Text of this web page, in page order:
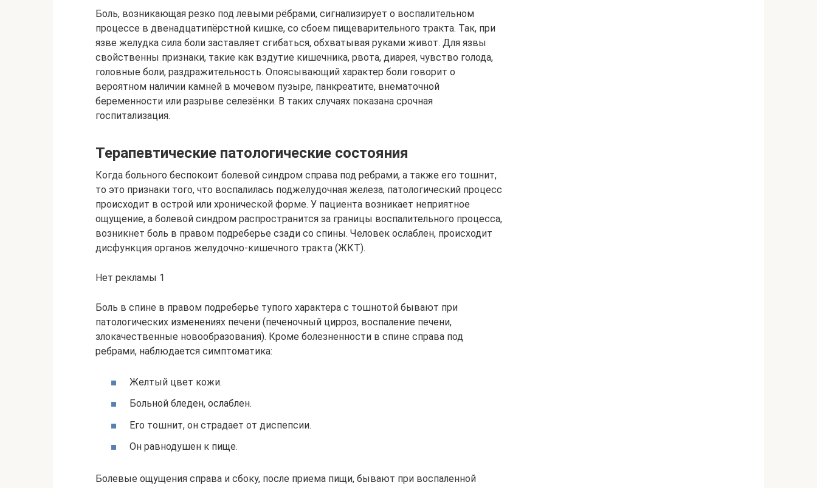
Боль, возникающая резко под левыми рёбрами, сигнализирует о воспалительном
процессе в двенадцатипёрстной кишке, со сбоем пищеварительного тракта. Так, при
язве желудка сила боли заставляет сгибаться, обхватывая руками живот. Для язвы
свойственны признаки, такие как вздутие кишечника, рвота, диарея, чувство голода,
головные боли, раздражительность. Опоясывающий характер боли говорит о
вероятном наличии камней в мочевом пузыре, панкреатите, внематочной
беременности или разрыве селезёнки. В таких случаях показана срочная
госпитализация.
Терапевтические патологические состояния
Когда больного беспокоит болевой синдром справа под ребрами, а также его тошнит,
то это признаки того, что воспалилась поджелудочная железа, патологический процесс
происходит в острой или хронической форме. У пациента возникает неприятное
ощущение, а болевой синдром распространится за границы воспалительного процесса,
возникнет боль в правом подреберье сзади со спины. Человек ослаблен, происходит
дисфункция органов желудочно-кишечного тракта (ЖКТ).
Нет рекламы 1
Боль в спине в правом подреберье тупого характера с тошнотой бывают при
патологических изменениях печени (печеночный цирроз, воспаление печени,
злокачественные новообразования). Кроме болезненности в спине справа под
ребрами, наблюдается симптоматика:
Желтый цвет кожи.
Больной бледен, ослаблен.
Его тошнит, он страдает от диспепсии.
Он равнодушен к пище.
Болевые ощущения справа и сбоку, после приема пищи, бывают при воспаленной